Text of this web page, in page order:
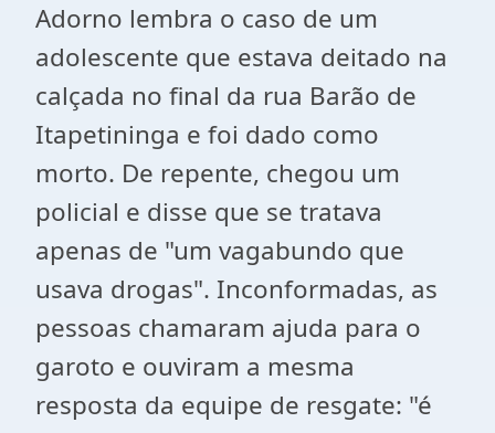
Adorno lembra o caso de um
adolescente que estava deitado na
calçada no final da rua Barão de
Itapetininga e foi dado como
morto. De repente, chegou um
policial e disse que se tratava
apenas de "um vagabundo que
usava drogas". Inconformadas, as
pessoas chamaram ajuda para o
garoto e ouviram a mesma
resposta da equipe de resgate: "é